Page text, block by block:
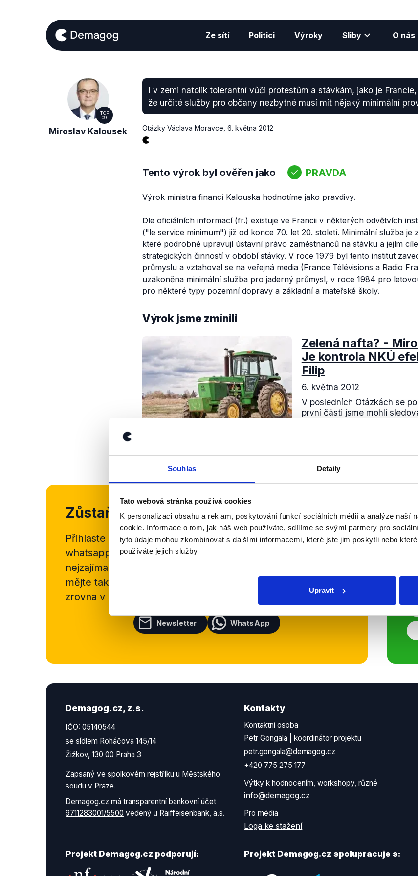
Souhlas Detaily
Tato webová stránka používá cookies
K personalizaci obsahu a reklam, poskytování funkcí sociálních médií a analýze naší
cookie. Informace o tom, jak náš web používáte, sdílíme se svými partnery pro
tyto údaje mohou zkombinovat s dalšími informacemi, které jste jim poskytli nebo
používáte jejich služby.
Upravit
Ze sítí Politici Výroky Sliby O nás
TOP
09
Miroslav Kalousek
I v zemi natolik tolerantní vůči protestům a stávkám, jako je
že určité služby pro občany nezbytné musí mít nějaký minimální
Otázky Václava Moravce 6. května 2012
Tento výrok byl ověřen jako PRAVDA
Výrok ministra financí Kalouska hodnotíme jako pravdivý.
Dle oficiálních informací(fr.) existuje ve Francii v některých odvětvích
("le service minimum") již od konce 70. let 20. století. Minimální služba je
které podrobně upravují ústavní právo zaměstnanců na stávku a jejím
strategických činností v období stávky. V roce 1979 byl tento institut
průmyslu a vztahoval se na veřejná média (France Télévisions a Radio
uzákoněna minimální služba pro jaderný průmysl, v roce 1984 pro
pro některé typy pozemní dopravy a základní a mateřské školy.
Výrok jsme zmínili
Zelená nafta? -
Je kontrola NKÚ
Filip
6. května 2012
V posledních Otázkách se
první části jsme mohli
Číst dál
Zůstaňme v kontaktu
Přihlaste se k odběru našehonewsletteru nebo
whatsappového kanálu, kde pravidelně přinášíme shrnutí
nejzajímavějších článků a analýz. Začněte nás odebírat, a
mějte tak přehled o tom, jaké dezinformace a nepravdy se
zrovna v Česku šíří.
Newsletter WhatsApp
Demagog.cz, z.s.
IČO: 05140544
se sídlem Roháčova 145/14
Žižkov, 130 00 Praha 3
Zapsaný ve spolkovém rejstříku u Městského
soudu v Praze.
Demagog.cz má transparentní bankovní účet
9711283001/5500 vedený u Raiffeisenbank, a.s.
Kontakty
Kontaktní osoba
Petr Gongala | koordinátor projektu
petr.gongala@demagog.cz
+420 775 275 177
Výtky k hodnocením, workshopy, různé
info@demagog.cz
Pro média
Loga ke stažení
Projekt Demagog.cz podporují: Projekt Demagog.cz spolupracuje s: